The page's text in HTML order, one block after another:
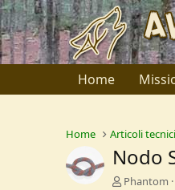
Home
Home Articoli tecnici
Nodo
A
Phantom